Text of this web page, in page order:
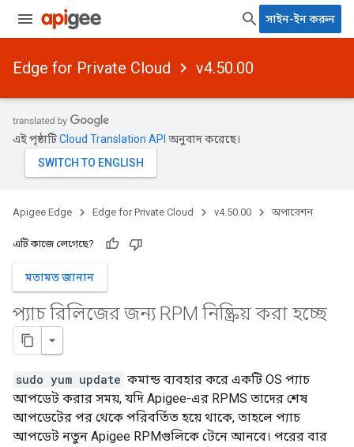
সাইন-ইন করুন
Edge for Private Cloud v4.50.00
এই পৃষ্ঠাটিCloud Translation API অনুবাদ করেছে।
Apigee Edge Edge for Private Cloud v4.50.00 অপারেশন
এটি কাজে লেগেছে?
মতামত জানান
প্যাচ রিলিজের জন্য RPM নিষ্ক্রিয় করা হচ্ছে
sudo yum update কমান্ড ব্যবহার করে একটি OS প্যাচ
আপডেট করার সময়, যদি Apigee-এর RPMS তাদের শেষ
আপডেটের পর থেকে পরিবর্তিত হয়ে থাকে, তাহলে প্যাচ
আপডেট নতুন Apigee RPMগুলিকে টেনে আনবে। পরের বার